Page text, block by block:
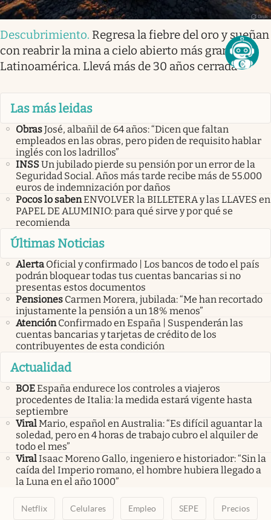
Descubrimiento. Regresa la fiebre del oro y sueñan
con reabrir la mina a cielo abierto más grande de
Latinoamérica. Llevá más de 30 años cerrada
Las más leidas
ObrasJosé, albañil de 64 años: “Dicen que faltan
empleados en las obras, pero piden de requisito hablar
inglés con los ladrillos”
INSSUn jubilado pierde su pensión por un error de la
Seguridad Social. Años más tarde recibe más de 55.000
euros de indemnización por daños
Pocos lo sabenENVOLVER la BILLETERA y las LLAVES en
PAPEL DE ALUMINIO: para qué sirve y por qué se
recomienda
Últimas Noticias
Alerta Oficial y confirmado | Los bancos de todo el país
podrán bloquear todas tus cuentas bancarias si no
presentas estos documentos
Pensiones Carmen Morera, jubilada: “Me han recortado
injustamente la pensión a un 18% menos”
Atención Confirmado en España | Suspenderán las
cuentas bancarias y tarjetas de crédito de los
contribuyentes de esta condición
Actualidad
BOEEspaña endurece los controles a viajeros
procedentes de Italia: la medida estará vigente hasta
septiembre
ViralMario, español en Australia: “Es difícil aguantar la
soledad, pero en 4 horas de trabajo cubro el alquiler de
todo el mes”
ViralIsaac Moreno Gallo, ingeniero e historiador: “Sin la
caída del Imperio romano, el hombre hubiera llegado a
la Luna en el año 1000”
Netflix Celulares Empleo SEPE Precios